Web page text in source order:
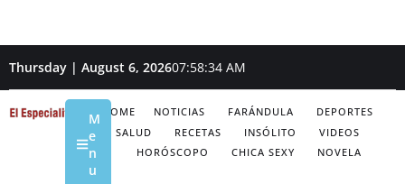
Thursday | August 6, 202607:58:35 AM
HOME NOTICIAS FARÁNDULA
DEPORTES
SALUD
RECETAS INSÓLITO
VIDEOS
HORÓSCOPO
CHICA SEXY NOVELA
M
e
n
u